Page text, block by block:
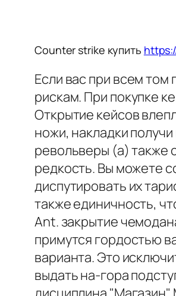
Counter strike купить
Если вас при всем том
рискам. При покупке
Открытие кейсов
ножи, накладки
револьверы (а) также
редкость. Вы можете
диспутировать их
также единичность,
Ant. закрытие
примутся гордостью
варианта. Это
выдать на-гора